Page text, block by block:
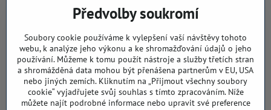
Záříčí, ev.č. 54
768 11 Chropyně
DIČ: CZ8103114129
Sklad, vzorkovna PO TELEFONICKÉ DOMLUVĚ
Záříčí ev. č. 54
768 11 Chropyně
608 855 055
Předvolby soukromí
Soubory cookie používáme k vylepšení vaší návštěvy tohoto
webu, k analýze jeho výkonu a ke shromažďování údajů o jeho
používání. Můžeme k tomu použít nástroje a služby třetích stran
a shromážděná data mohou být přenášena partnerům v EU, USA
nebo jiných zemích. Kliknutím na „Přijmout všechny soubory
cookie“ vyjadřujete svůj souhlas s tímto zpracováním. Níže
můžete najít podrobné informace nebo upravit své preference